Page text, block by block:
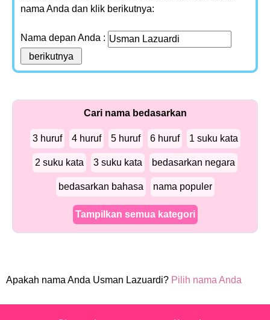
nama Anda dan klik berikutnya:
Nama depan Anda :
Cari nama bedasarkan
3 huruf 4 huruf 5 huruf 6 huruf 1 suku kata
2 suku kata 3 suku kata bedasarkan negara
bedasarkan bahasa nama populer
Tampilkan semua kategori
Apakah nama Anda Usman Lazuardi? Pilih nama Anda